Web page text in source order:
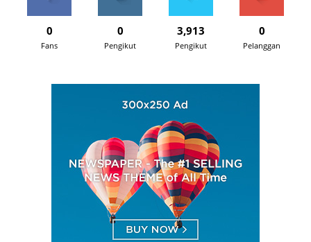
0
Fans
0
Pengikut
3,913
Pengikut
0
Pelanggan